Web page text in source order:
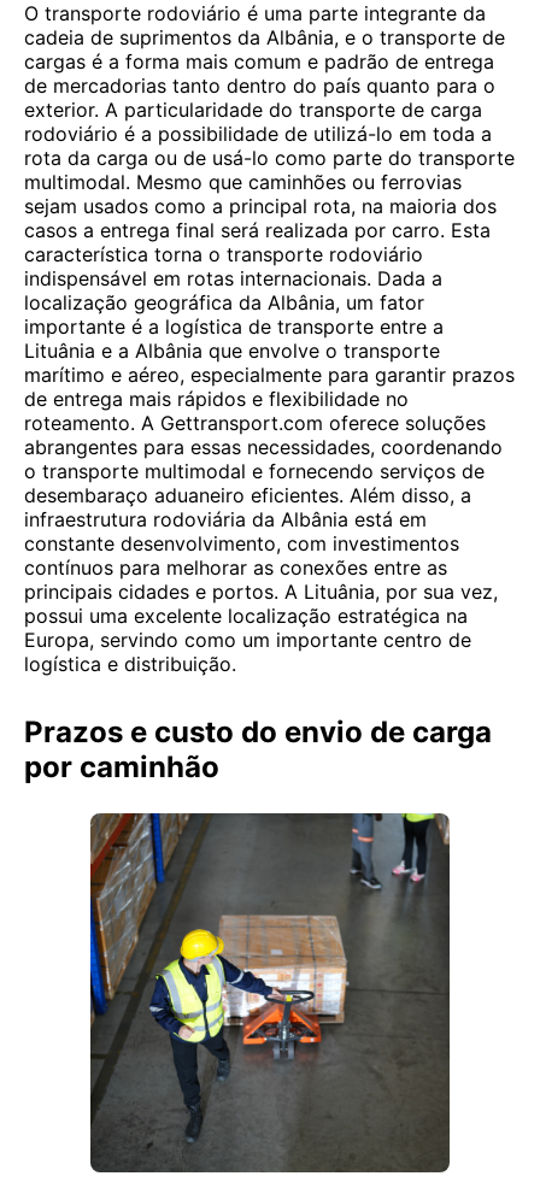
O transporte rodoviário é uma parte integrante da
cadeia de suprimentos da Albânia, e o transporte de
cargas é a forma mais comum e padrão de entrega
de mercadorias tanto dentro do país quanto para o
exterior. A particularidade do transporte de carga
rodoviário é a possibilidade de utilizá-lo em toda a
rota da carga ou de usá-lo como parte do transporte
multimodal. Mesmo que caminhões ou ferrovias
sejam usados ​​como a principal rota, na maioria dos
casos a entrega final será realizada por carro. Esta
característica torna o transporte rodoviário
indispensável em rotas internacionais. Dada a
localização geográfica da Albânia, um fator
importante é a logística de transporte entre a
Lituânia e a Albânia que envolve o transporte
marítimo e aéreo, especialmente para garantir prazos
de entrega mais rápidos e flexibilidade no
roteamento. A Gettransport.com oferece soluções
abrangentes para essas necessidades, coordenando
o transporte multimodal e fornecendo serviços de
desembaraço aduaneiro eficientes. Além disso, a
infraestrutura rodoviária da Albânia está em
constante desenvolvimento, com investimentos
contínuos para melhorar as conexões entre as
principais cidades e portos. A Lituânia, por sua vez,
possui uma excelente localização estratégica na
Europa, servindo como um importante centro de
logística e distribuição.
Prazos e custo do envio de carga
por caminhão